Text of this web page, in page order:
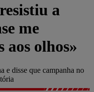
a
me
aos olhos»
e disse que campanha no